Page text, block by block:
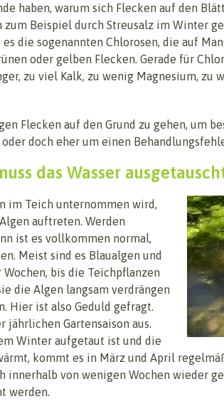
haben, warum sich Flecken auf den
zum Beispiel durch Streusalz im Winter
die sogenannten Chlorosen, die auf
oder gelben Flecken. Gerade für
zu viel Kalk, zu wenig Magnesium, zu
Flecken auf den Grund zu gehen, um
doch eher um einen
das Wasser
im Teich unternommen wird,
auftreten. Werden
ist es vollkommen normal,
Meist sind es Blaualgen und
Wochen, bis die Teichpflanzen
die Algen langsam verdrängen
Hier ist also Geduld gefragt.
jährlichen Gartensaison aus.
Winter aufgetaut ist und die
kommt es in März und April
von wenigen Wochen wieder
werden.